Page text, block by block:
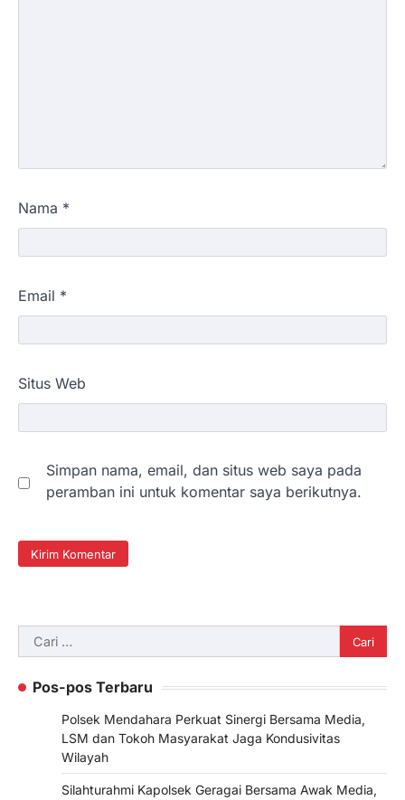
Nama *
Email *
Situs Web
Simpan nama, email, dan situs web saya pada
peramban ini untuk komentar saya berikutnya.
Cari
untuk:
Pos-pos Terbaru
Polsek Mendahara Perkuat Sinergi Bersama Media,
LSM dan Tokoh Masyarakat Jaga Kondusivitas
Wilayah
Silahturahmi Kapolsek Geragai Bersama Awak Media,